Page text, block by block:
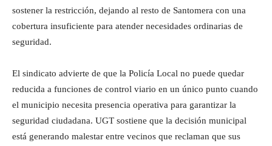
sostener la restricción, dejando al resto de Santomera con una
cobertura insuficiente para atender necesidades ordinarias de
seguridad.
El sindicato advierte de que la Policía Local no puede quedar
reducida a funciones de control viario en un único punto cuando
el municipio necesita presencia operativa para garantizar la
seguridad ciudadana. UGT sostiene que la decisión municipal
está generando malestar entre vecinos que reclaman que sus